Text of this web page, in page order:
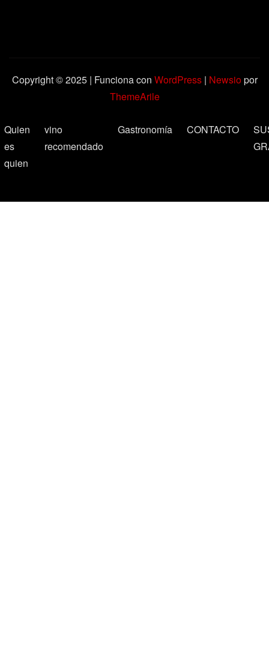
Copyright © 2025 | Funciona con WordPress | Newsiopor
ThemeArile
Quien
es
quien
vino
recomendado
Gastronomía CONTACTO